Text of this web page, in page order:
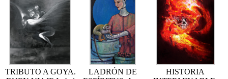
TRIBUTO A GOYA.
LADRÓN DE
HISTORIA